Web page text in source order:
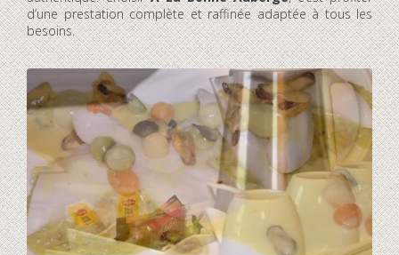
d’une prestation complète et raffinée adaptée à tous les
besoins.